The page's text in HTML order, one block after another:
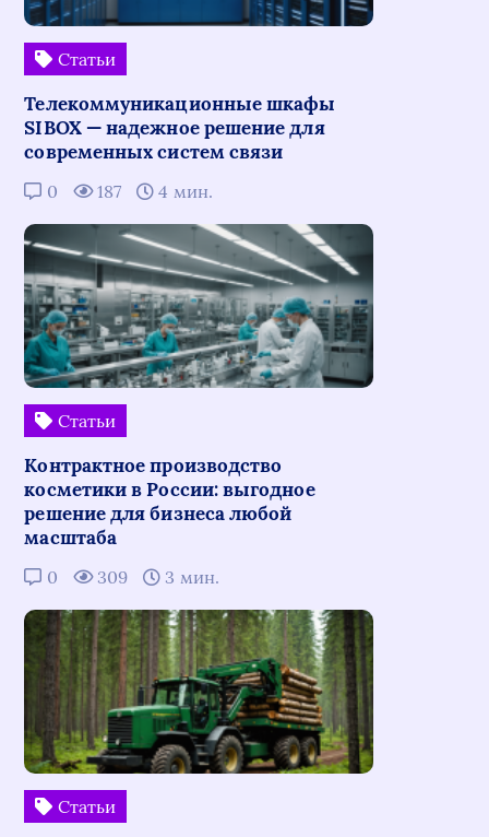
Статьи
Телекоммуникационные шкафы
SIBOX — надежное решение для
современных систем связи
0 187 4 мин.
Статьи
Контрактное производство
косметики в России: выгодное
решение для бизнеса любой
масштаба
0 309 3 мин.
Статьи